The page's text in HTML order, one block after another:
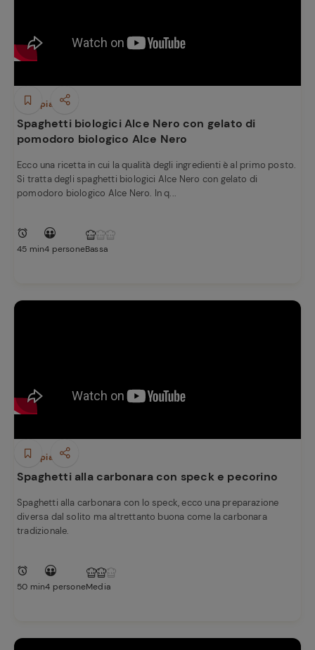
Primi piatti
Spaghetti biologici Alce Nero con gelato di
pomodoro biologico Alce Nero
Ecco una ricetta in cui la qualità degli ingredienti è al primo posto.
Si tratta degli spaghetti biologici Alce Nero con gelato di
pomodoro biologico Alce Nero. In q...
45 min4 personeBassa
Primi piatti
Spaghetti alla carbonara con speck e pecorino
Spaghetti alla carbonara con lo speck, ecco una preparazione
diversa dal solito ma altrettanto buona come la carbonara
tradizionale.
50 min4 personeMedia